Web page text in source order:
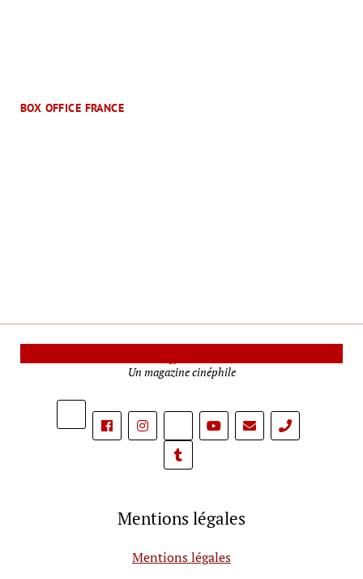
BOX OFFICE FRANCE
Un magazine cinéphile
phone
Mentions légales
Mentions légales